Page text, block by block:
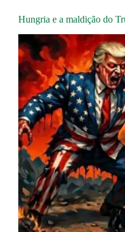
Hungria e a maldição do